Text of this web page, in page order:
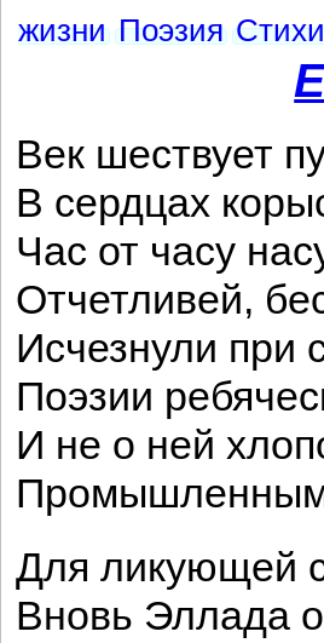
жизни Поэзия
Век шествует
В сердцах
Час от часу
Отчетливей,
Исчезнули при
Поэзии
И не о ней
Для ликующей
Вновь Эллада